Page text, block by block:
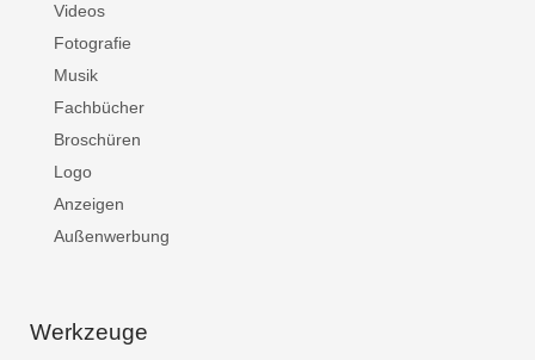
Videos
Fotografie
Musik
Fachbücher
Broschüren
Logo
Anzeigen
Außenwerbung
Werkzeuge